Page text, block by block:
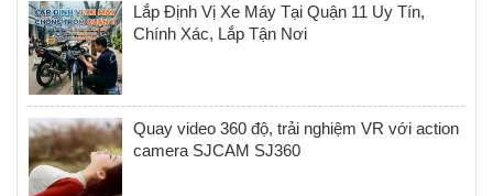
Lắp Định Vị Xe Máy Tại Quận 11 Uy Tín,
Chính Xác, Lắp Tận Nơi
Quay video 360 độ, trải nghiệm VR với action
camera SJCAM SJ360